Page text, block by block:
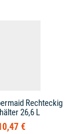
Rechteckig
26,6 L
€